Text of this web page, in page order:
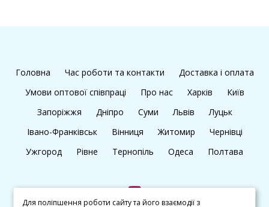
Головна Час роботи та контакти
Доставка і оплата
Умови оптової співпраці
Про нас Харків
Київ
Запоріжжя
Дніпро Суми Львів
Луцьк
Івано-Франківськ
Вінниця Житомир
Чернівці
Ужгород
Рівне Тернопіль Одеса Полтава
Для поліпшення роботи сайту та його взаємодії з